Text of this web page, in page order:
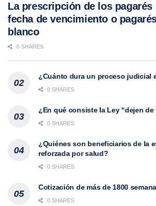
La prescripción de los pagarés
fecha de vencimiento o
blanco
0 SHARES
¿Cuánto dura un proceso judicial
0 SHARES
¿En qué consiste la Ley “dejen de
0 SHARES
¿Quiénes son beneficiarios de la
reforzada por salud?
0 SHARES
Cotización de más de 1800
0 SHARES